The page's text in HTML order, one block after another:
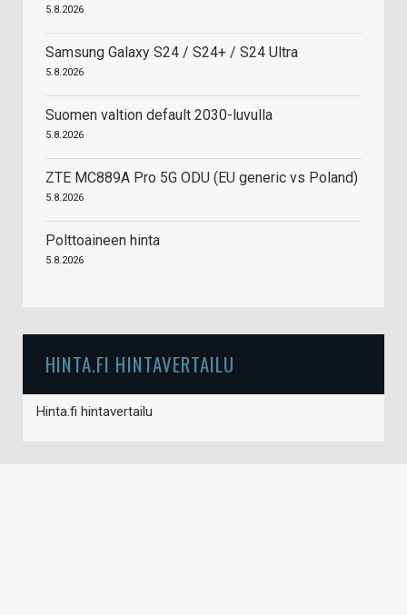
5.8.2026
Samsung Galaxy S24 / S24+ / S24 Ultra
5.8.2026
Suomen valtion default 2030-luvulla
5.8.2026
ZTE MC889A Pro 5G ODU (EU generic vs Poland)
5.8.2026
Polttoaineen hinta
5.8.2026
HINTA.FI HINTAVERTAILU
Hinta.fi hintavertailu